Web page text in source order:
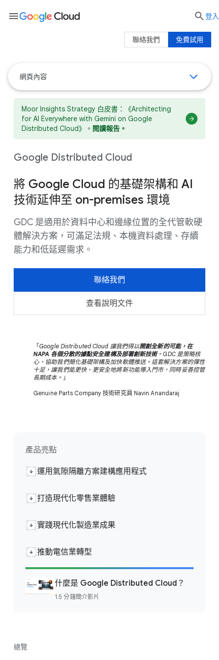
網頁內容
Moor Insights Strategy 白皮書：《Architecting
for AI Everywhere with Gemini on Google
Distributed Cloud》。 閱讀報告。
Google Distributed Cloud
將 Google Cloud 的基礎架構和 AI
技術延伸至 on-premises 環境
GDC 是適用於資料中心和邊緣位置的全代管軟硬
體解決方案，可滿足法規、本機資料處理、存續
能力和低延遲需求。
聯絡我們
查看說明文件
「Google Distributed Cloud 讓我們得以開創全新的可能，在
NAPA 各個分散的據點安全建構及部署創新技術。GDC 是策略核
心，協助我們簡化基礎架構及加快軟體推送。這套解決方案的彈性
十足，讓我們能更快、更安全地將新功能導入門市，同時妥善控管
長期成本。 」
Genuine Parts Company 技術研究員 Navin Anandaraj
產品亮點
運用氣隙隔離方案建構應用程式
打造現代化零售業體驗
實踐現代化製造業成果
推動電信業轉型
什麼是 Google Distributed Cloud？
1.5 分鐘簡介影片
總覽
menu  登入
免費試用
聯絡我們